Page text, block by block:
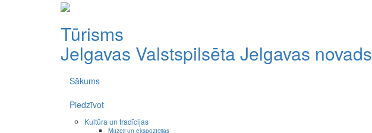
Tūrisms
Jelgavas Valstspilsēta Jelgavas novads
Sākums
Piedzīvot
Kultūra un tradīcijas
Muzeji un ekspozīcijas